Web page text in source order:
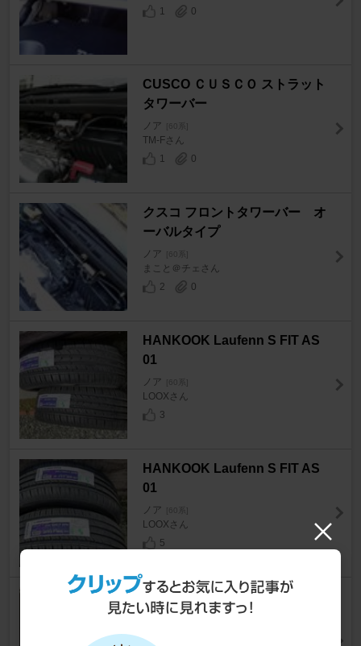
1
0
CUSCO ＣＵＳＣＯ ストラット
タワーバー
ノア [60系]
TM-Fさん
1
0
クスコ フロントタワーバー オ
ーバルタイプ
ノア [60系]
まこと＠チェさん
2
0
HANKOOK Laufenn S FIT AS
01
ノア [60系]
LOOXさん
3
HANKOOK Laufenn S FIT AS
01
ノア [60系]
LOOXさん
5
GRENLANDER COLO H02
ノア